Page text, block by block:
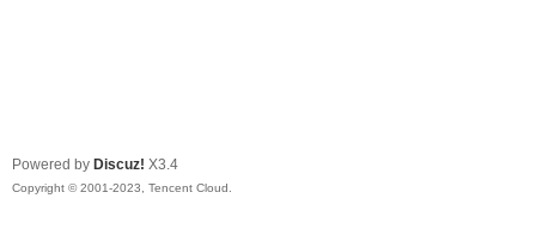
Powered by Discuz! X3.4
Copyright © 2001-2023, Tencent Cloud.